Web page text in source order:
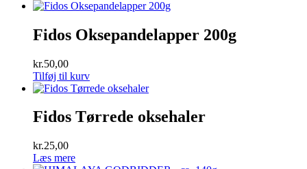
Fidos Oksepandelapper 200g
kr.50,00
Tilføj til kurv
Fidos Tørrede oksehaler
kr.25,00
Læs mere